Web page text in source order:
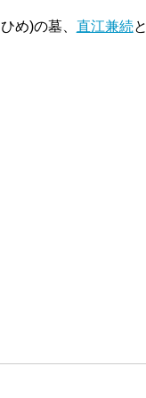
め)の墓、 直江兼続